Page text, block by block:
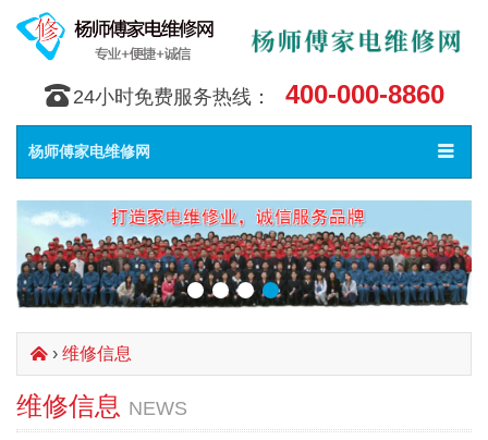
󰇯 24小时免费服务热线： 400-000-8860
Toggle
󰀥
杨师傅家电维修网
󰄫 › 维修信息
维修信息 NEWS